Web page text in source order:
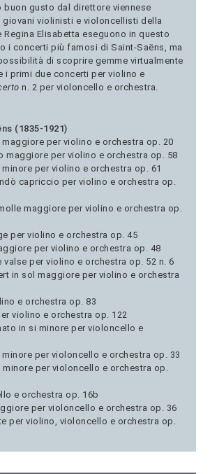
gusto dal direttore viennese
giovani violinisti e violoncellisti della
Regina Elisabetta eseguono in questo
i concerti più famosi di Saint-Saëns, ma
di scoprire gemme virtualmente
i primi due concerti per violino e
n. 2 per violoncello e orchestra.
(1835-1921)
maggiore per violino e orchestra op. 20
maggiore per violino e orchestra op. 58
per violino e orchestra op. 61
capriccio per violino e orchestra op.
maggiore per violino e orchestra op.
per violino e orchestra op. 45
per violino e orchestra op. 48
valse per violino e orchestra op. 52 n. 6
in sol maggiore per violino e orchestra
e orchestra op. 83
violino e orchestra op. 122
in si minore per violoncello e
minore per violoncello e orchestra op. 33
minore per violoncello e orchestra op.
e orchestra op. 16b
per violoncello e orchestra op. 36
per violino, violoncello e orchestra op.